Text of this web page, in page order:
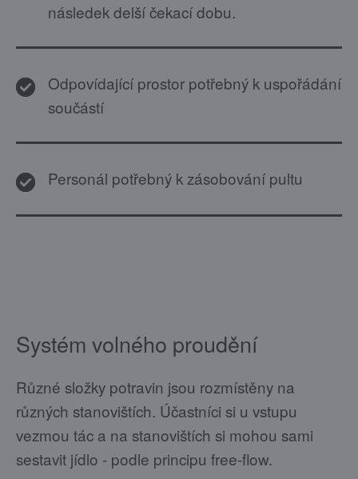
následek delší čekací dobu.
Odpovídající prostor potřebný k uspořádání
součástí
Personál potřebný k zásobování pultu
Systém volného proudění
Různé složky potravin jsou rozmístěny na
různých stanovištích. Účastníci si u vstupu
vezmou tác a na stanovištích si mohou sami
sestavit jídlo - podle principu free-flow.